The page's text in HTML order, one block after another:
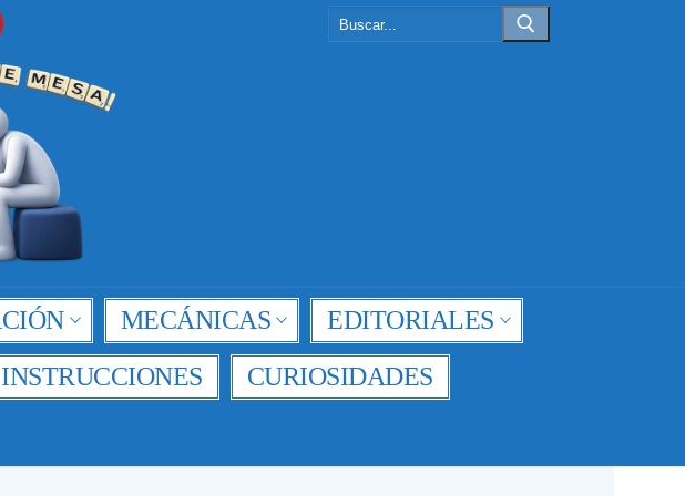
MECÁNICAS
EDITORIALES
INSTRUCCIONES
CURIOSIDADES